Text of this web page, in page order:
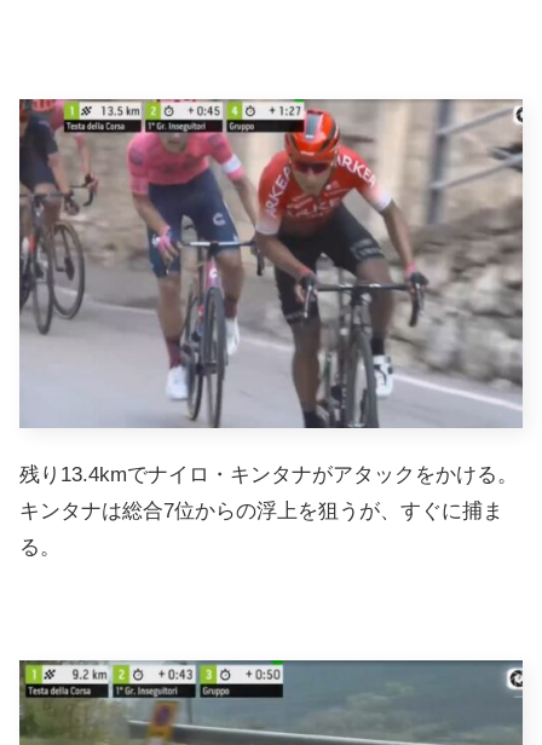
残り13.4kmでナイロ・キンタナがアタックをかける。
キンタナは総合7位からの浮上を狙うが、すぐに捕ま
る。